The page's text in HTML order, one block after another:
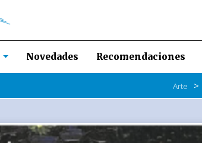
Novedades Recomendaciones
Arte >